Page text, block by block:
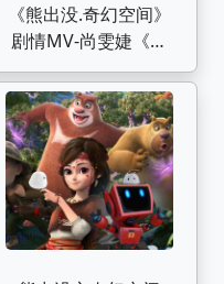
《熊出没.奇幻空间》
剧情MV-尚雯婕《鹿
be free》歌曲MV纯歌
版 飞雪无痕作品